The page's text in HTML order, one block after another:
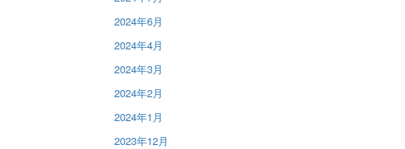
2024年6月
2024年4月
2024年3月
2024年2月
2024年1月
2023年12月